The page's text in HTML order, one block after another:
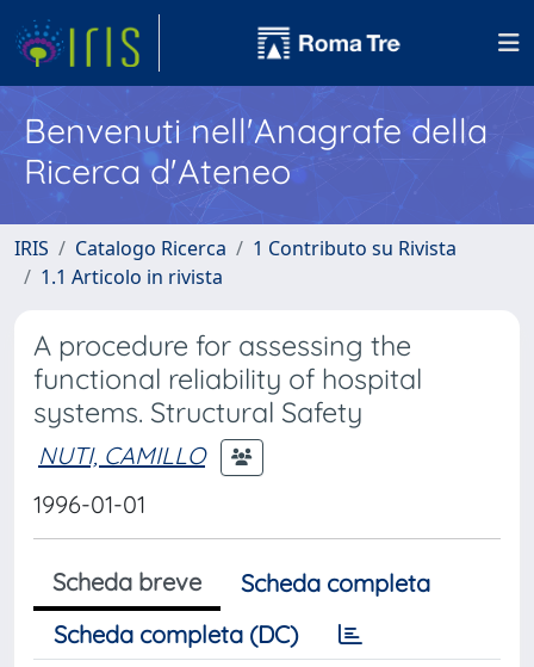
Benvenuti nell'Anagrafe della
Ricerca d'Ateneo
IRIS Catalogo Ricerca
1 Contributo su Rivista
1.1 Articolo in rivista
A procedure for assessing the
functional reliability of hospital
systems. Structural Safety
NUTI, CAMILLO
1996-01-01
Scheda breve
Scheda completa
Scheda completa (DC)